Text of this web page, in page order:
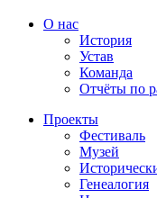
О нас
История
Устав
Команда
Отчёты по
Проекты
Фестиваль
Музей
Генеалогия